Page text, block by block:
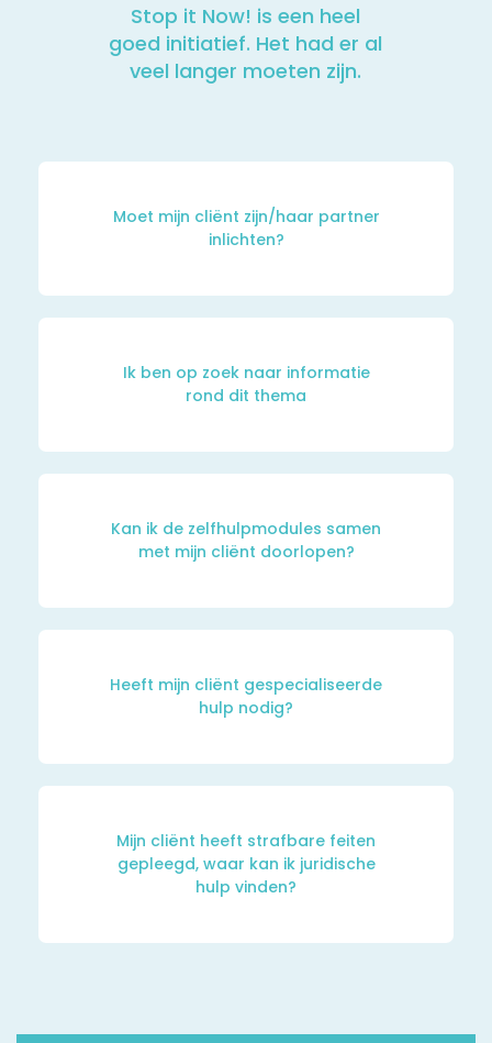
Stop it Now! is een heel
goed initiatief. Het had er al
veel langer moeten zijn.
Moet mijn cliënt zijn/haar partner
inlichten?
Ik ben op zoek naar informatie
rond dit thema
Kan ik de zelfhulpmodules samen
met mijn cliënt doorlopen?
Heeft mijn cliënt gespecialiseerde
hulp nodig?
Mijn cliënt heeft strafbare feiten
gepleegd, waar kan ik juridische
hulp vinden?